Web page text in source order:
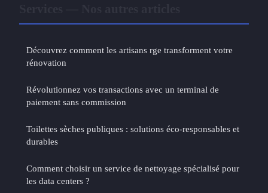
Découvrez comment les artisans rge transforment votre
rénovation
Révolutionnez vos transactions avec un terminal de
paiement sans commission
Toilettes sèches publiques : solutions éco-responsables et
durables
Comment choisir un service de nettoyage spécialisé pour
les data centers ?